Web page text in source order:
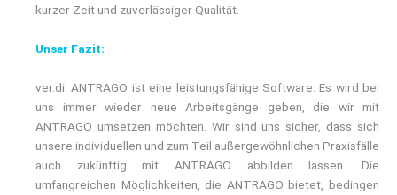
kurzer Zeit und zuverlässiger Qualität.
Unser Fazit:
ver.di: ANTRAGO ist eine leistungsfähige Software. Es wird bei
uns immer wieder neue Arbeitsgänge geben, die wir mit
ANTRAGO umsetzen möchten. Wir sind uns sicher, dass sich
unsere individuellen und zum Teil außergewöhnlichen Praxisfälle
auch zukünftig mit ANTRAGO abbilden lassen. Die
umfangreichen Möglichkeiten, die ANTRAGO bietet, bedingen